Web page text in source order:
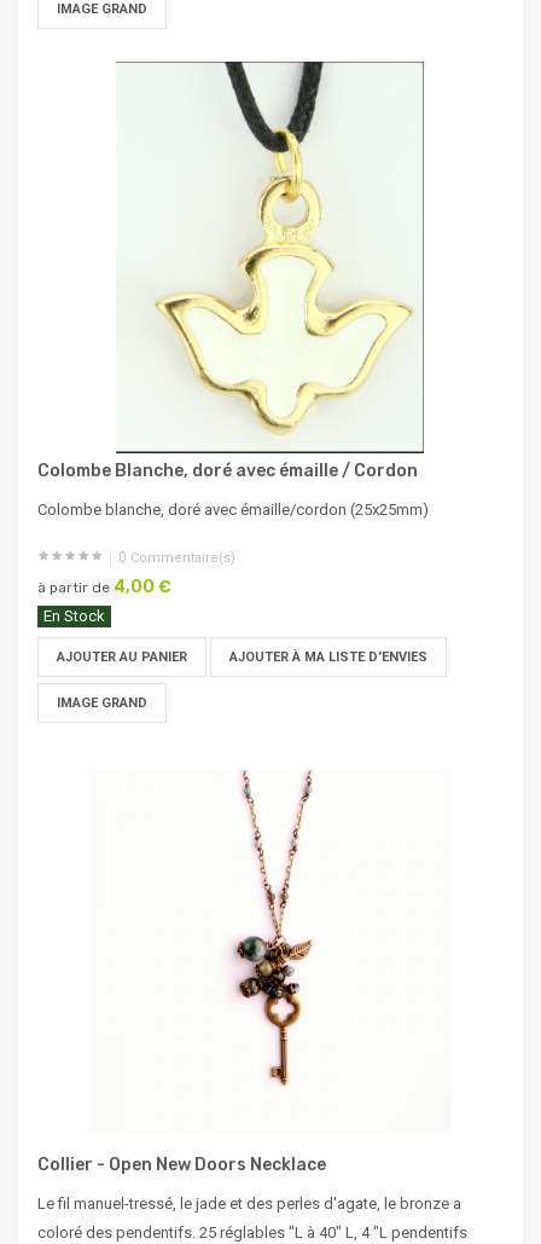
IMAGE GRAND
Colombe Blanche, doré avec émaille / Cordon
Colombe blanche, doré avec émaille/cordon (25x25mm)
0 Commentaire(s)
à partir de 4,00 €
En Stock
AJOUTER AU PANIER AJOUTER À MA LISTE D'ENVIES
IMAGE GRAND
Collier - Open New Doors Necklace
Le fil manuel-tressé, le jade et des perles d'agate, le bronze a
coloré des pendentifs. 25 réglables "L à 40" L, 4 "L pendentifs